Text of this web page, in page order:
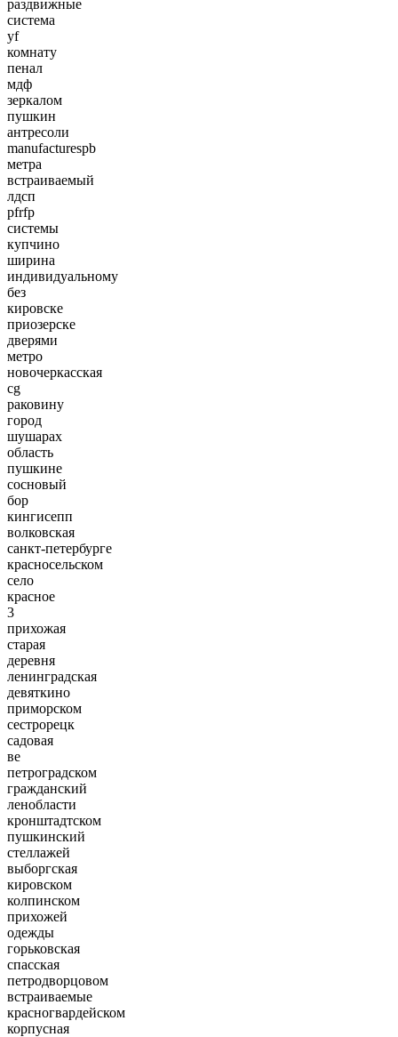
раздвижные
система
yf
комнату
пенал
мдф
зеркалом
пушкин
антресоли
manufacturespb
метра
встраиваемый
лдсп
pfrfp
системы
купчино
ширина
индивидуальному
без
кировске
приозерске
дверями
метро
новочеркасская
cg
раковину
город
шушарах
область
пушкине
сосновый
бор
кингисепп
волковская
санкт-петербурге
красносельском
село
красное
3
прихожая
старая
деревня
ленинградская
девяткино
приморском
сестрорецк
садовая
ве
петроградском
гражданский
ленобласти
кронштадтском
пушкинский
стеллажей
выборгская
кировском
колпинском
прихожей
одежды
горьковская
спасская
петродворцовом
встраиваемые
красногвардейском
корпусная